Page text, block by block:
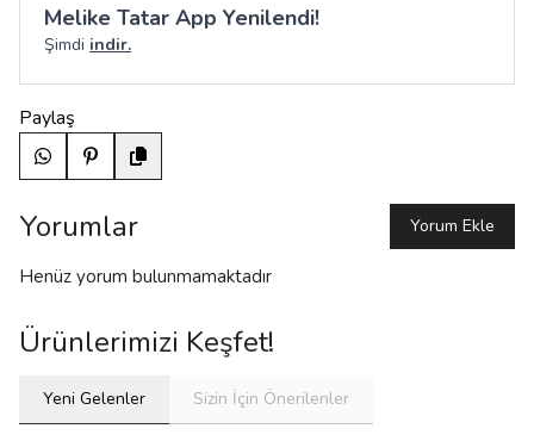
Melike Tatar App Yenilendi!
Şimdi indir.
Paylaş
Yorumlar Yorum Ekle
Henüz yorum bulunmamaktadır
Ürünlerimizi Keşfet!
Yeni Gelenler Sizin İçin Önerilenler